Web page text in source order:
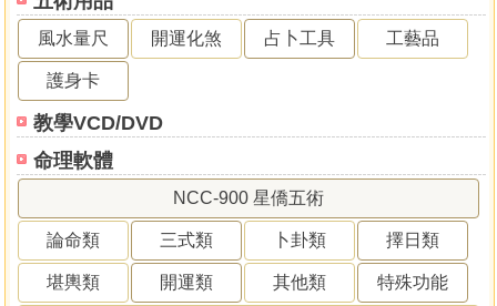
風水量尺 開運化煞 占卜工具 工藝品
護身卡
教學VCD/DVD
命理軟體
NCC-900 星僑五術
論命類 三式類 卜卦類 擇日類
堪輿類 開運類 其他類 特殊功能